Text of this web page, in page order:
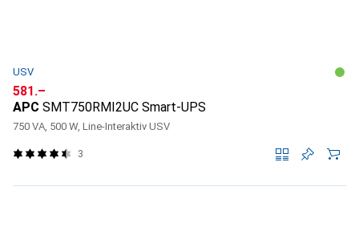
USV
CHF
581.–
APC SMT750RMI2UC Smart-UPS
750 VA, 500 W, Line-Interaktiv USV
3